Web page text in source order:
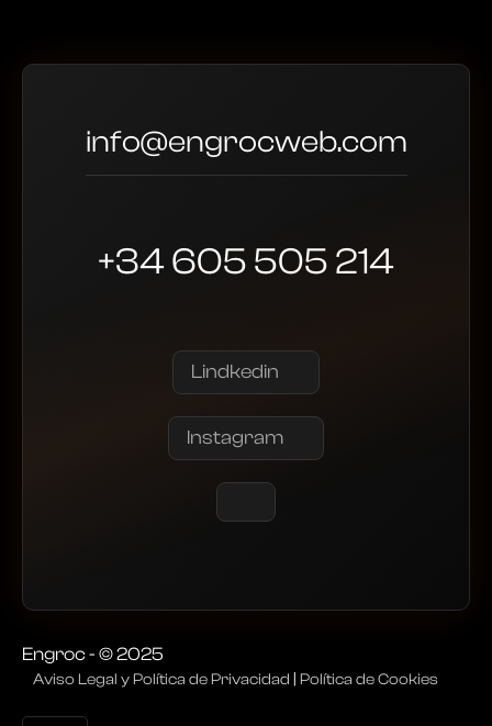
info@engrocweb.com
+34 605 505 214
Lindkedin
Instagram
Engroc - © 2025
Aviso Legal y Política de Privacidad Política de Cookies